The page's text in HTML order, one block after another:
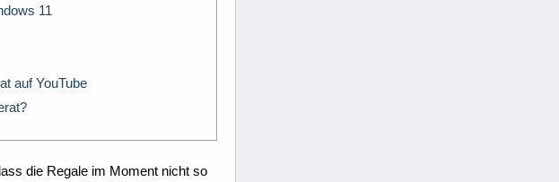
11
auf YouTube
die Regale im Moment nicht so